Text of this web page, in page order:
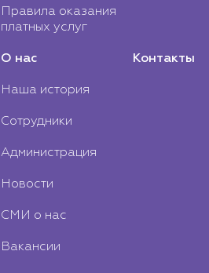
Правила оказания
платных услуг
О нас
Наша история
Сотрудники
Администрация
Новости
СМИ о нас
Вакансии
Контакты